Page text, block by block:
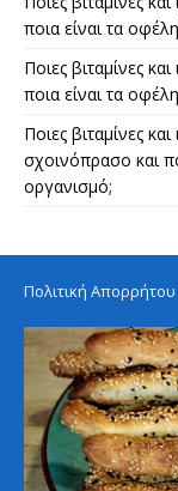
ποια είναι τα
Ποιες βιταμίνες
ποια είναι τα
Ποιες βιταμίνες
σχοινόπρασο και
οργανισμό;
Πολιτική Απορρήτου